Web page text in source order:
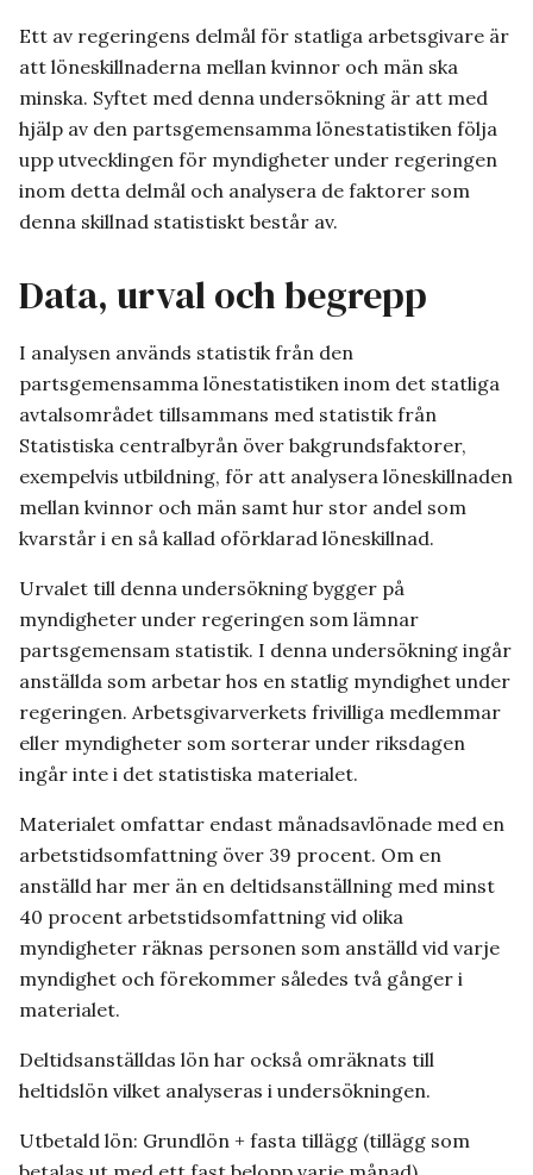
Ett av regeringens delmål för statliga arbetsgivare är
att löneskillnaderna mellan kvinnor och män ska
minska. Syftet med denna undersökning är att med
hjälp av den partsgemensamma lönestatistiken följa
upp utvecklingen för myndigheter under regeringen
inom detta delmål och analysera de faktorer som
denna skillnad statistiskt består av.
Data, urval och begrepp
I analysen används statistik från den
partsgemensamma lönestatistiken inom det statliga
avtalsområdet tillsammans med statistik från
Statistiska centralbyrån över bakgrundsfaktorer,
exempelvis utbildning, för att analysera löneskillnaden
mellan kvinnor och män samt hur stor andel som
kvarstår i en så kallad oförklarad löneskillnad.
Urvalet till denna undersökning bygger på
myndigheter under regeringen som lämnar
partsgemensam statistik. I denna undersökning ingår
anställda som arbetar hos en statlig myndighet under
regeringen. Arbetsgivarverkets frivilliga medlemmar
eller myndigheter som sorterar under riksdagen
ingår inte i det statistiska materialet.
Materialet omfattar endast månadsavlönade med en
arbetstidsomfattning över 39 procent. Om en
anställd har mer än en deltidsanställning med minst
40 procent arbetstidsomfattning vid olika
myndigheter räknas personen som anställd vid varje
myndighet och förekommer således två gånger i
materialet.
Deltidsanställdas lön har också omräknats till
heltidslön vilket analyseras i undersökningen.
Utbetald lön: Grundlön + fasta tillägg (tillägg som